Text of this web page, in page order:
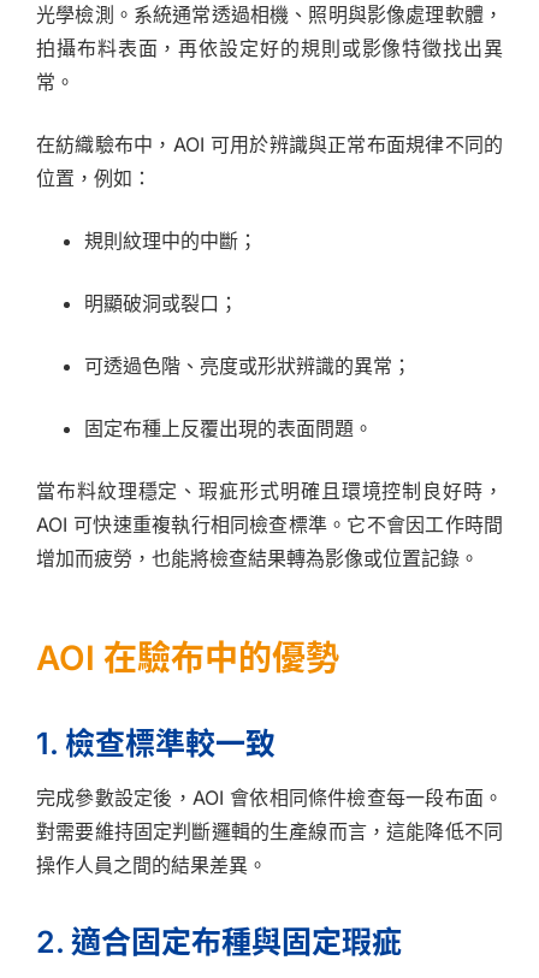
光學檢測。系統通常透過相機、照明與影像處理軟體，
拍攝布料表面，再依設定好的規則或影像特徵找出異
常。
在紡織驗布中，AOI 可用於辨識與正常布面規律不同的
位置，例如：
規則紋理中的中斷；
明顯破洞或裂口；
可透過色階、亮度或形狀辨識的異常；
固定布種上反覆出現的表面問題。
當布料紋理穩定、瑕疵形式明確且環境控制良好時，
AOI 可快速重複執行相同檢查標準。它不會因工作時間
增加而疲勞，也能將檢查結果轉為影像或位置記錄。
AOI 在驗布中的優勢
1. 檢查標準較一致
完成參數設定後，AOI 會依相同條件檢查每一段布面。
對需要維持固定判斷邏輯的生產線而言，這能降低不同
操作人員之間的結果差異。
2. 適合固定布種與固定瑕疵